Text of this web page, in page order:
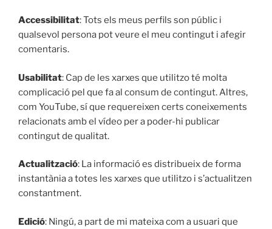
Accessibilitat: Tots els meus perfils son públic i
qualsevol persona pot veure el meu contingut i afegir
comentaris.
Usabilitat: Cap de les xarxes que utilitzo té molta
complicació pel que fa al consum de contingut. Altres,
com YouTube, sí que requereixen certs coneixements
relacionats amb el vídeo per a poder-hi publicar
contingut de qualitat.
Actualització: La informació es distribueix de forma
instantània a totes les xarxes que utilitzo i s’actualitzen
constantment.
Edició: Ningú, a part de mi mateixa com a usuari que